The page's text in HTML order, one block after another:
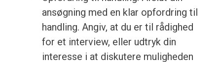
ansøgning med en klar opfordring til
handling. Angiv, at du er til rådighed
for et interview, eller udtryk din
interesse i at diskutere muligheden